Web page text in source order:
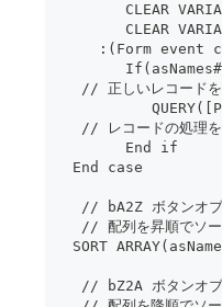
CLEAR
CLEAR
:(Form event
// 正しいレコードを
// レコードの処理を
End if
End case
// bA2Z ボタンオブ
// 配列を昇順でソー
SORT
// bZ2A ボタンオブ